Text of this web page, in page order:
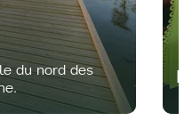
du nord des